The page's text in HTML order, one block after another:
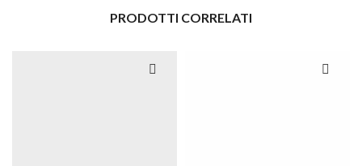
PRODOTTI CORRELATI